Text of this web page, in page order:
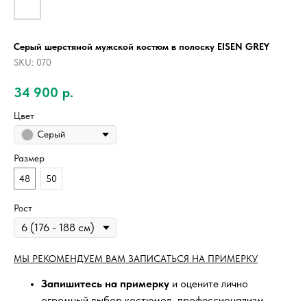
Серый шерстяной мужской костюм в полоску EISEN GREY
SKU: 070
34 900 р.
Цвет
Серый
Размер
48
50
Рост
МЫ РЕКОМЕНДУЕМ ВАМ ЗАПИСАТЬСЯ НА ПРИМЕРКУ
Запишитесь на примерку и оцените лично